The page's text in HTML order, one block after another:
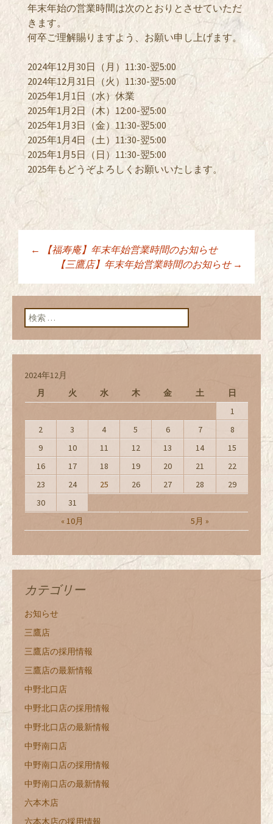
年末年始の営業時間は次のとおりとさせていただ
きます。
何卒ご理解賜りますよう、お願い申し上げます。
2024年12月30日（月）11:30-翌5:00
2024年12月31日（火）11:30-翌5:00
2025年1月1日（水）休業
2025年1月2日（木）12:00-翌5:00
2025年1月3日（金）11:30-翌5:00
2025年1月4日（土）11:30-翌5:00
2025年1月5日（日）11:30-翌5:00
2025年もどうぞよろしくお願いいたします。
投稿ナビゲーショ
ン
←
【福寿庵】年末年始営業時間のお知らせ
【三鷹店】年末年始営業時間のお知らせ →
検索:
2024年12月
月
火 水 木 金 土 日
« 10月 5月 »
1
2
3 4 5 6 7
8
9
10 11 12 13 14
15
16
17 18 19 20 21
22
23
24 25 26 27 28
29
30
31
カテゴリー
お知らせ
三鷹店
三鷹店の採用情報
三鷹店の最新情報
中野北口店
中野北口店の採用情報
中野北口店の最新情報
中野南口店
中野南口店の採用情報
中野南口店の最新情報
六本木店
六本木店の採用情報